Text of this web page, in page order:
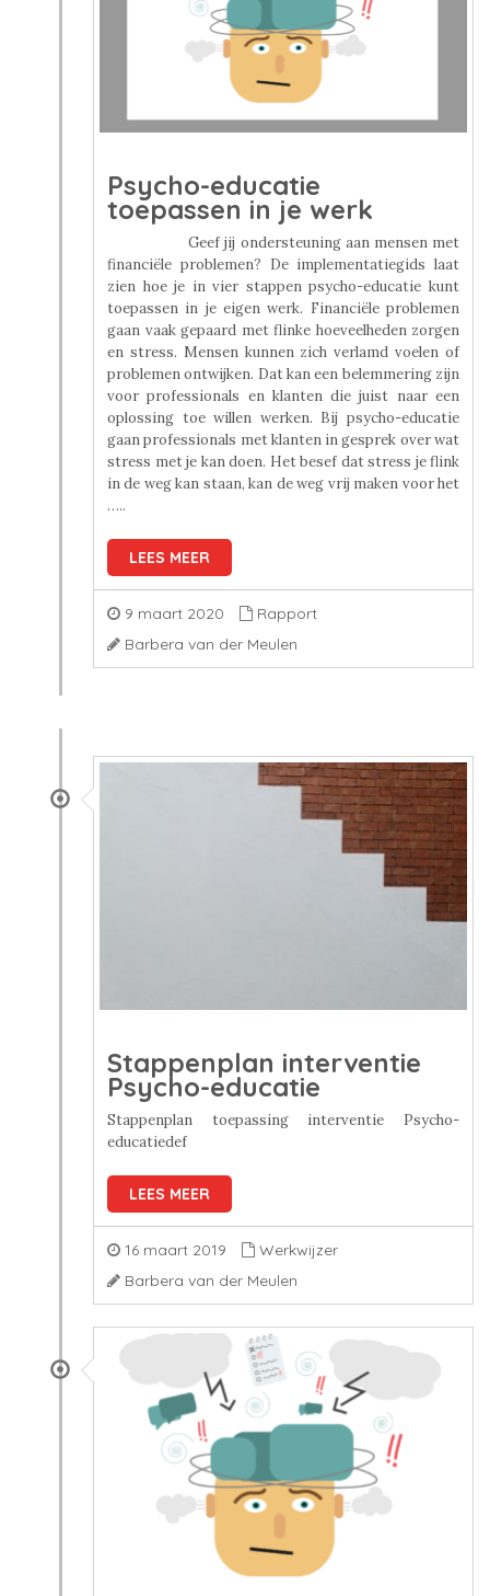
Psycho-educatie
toepassen in je werk
Geef jij ondersteuning aan mensen met
financiële problemen? De implementatiegids laat
zien hoe je in vier stappen psycho-educatie kunt
toepassen in je eigen werk. Financiële problemen
gaan vaak gepaard met flinke hoeveelheden zorgen
en stress. Mensen kunnen zich verlamd voelen of
problemen ontwijken. Dat kan een belemmering zijn
voor professionals en klanten die juist naar een
oplossing toe willen werken. Bij psycho-educatie
gaan professionals met klanten in gesprek over wat
stress met je kan doen. Het besef dat stress je flink
in de weg kan staan, kan de weg vrij maken voor het
…..
LEES MEER
9 maart 2020
Rapport
Barbera van der Meulen
Stappenplan interventie
Psycho-educatie
Stappenplan toepassing interventie Psycho-
educatiedef
LEES MEER
16 maart 2019
Werkwijzer
Barbera van der Meulen